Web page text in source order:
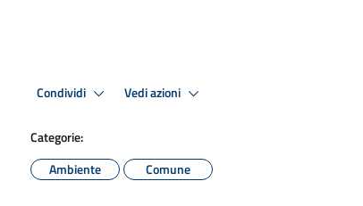
Condividi Vedi azioni
Categorie:
Ambiente
Comune